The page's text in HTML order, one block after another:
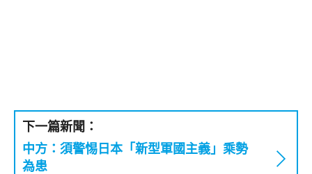
下一篇新聞：
中方：須警惕日本「新型軍國主義」乘勢
為患